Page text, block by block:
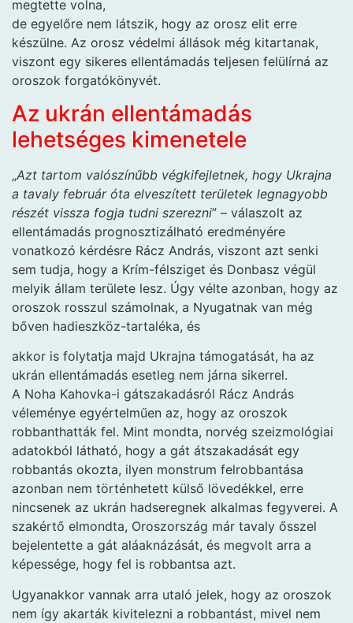
megtette volna,
de egyelőre nem látszik, hogy az orosz elit erre
készülne. Az orosz védelmi állások még kitartanak,
viszont egy sikeres ellentámadás teljesen felülírná az
oroszok forgatókönyvét.
Az ukrán ellentámadás
lehetséges kimenetele
„Azt tartom valószínűbb végkifejletnek, hogy Ukrajna
a tavaly február óta elveszített területek legnagyobb
részét vissza fogja tudni szerezni” – válaszolt az
ellentámadás prognosztizálható eredményére
vonatkozó kérdésre Rácz András, viszont azt senki
sem tudja, hogy a Krím-félsziget és Donbasz végül
melyik állam területe lesz. Úgy vélte azonban, hogy az
oroszok rosszul számolnak, a Nyugatnak van még
bőven hadieszköz-tartaléka, és
akkor is folytatja majd Ukrajna támogatását, ha az
ukrán ellentámadás esetleg nem járna sikerrel.
A Noha Kahovka-i gátszakadásról Rácz András
véleménye egyértelműen az, hogy az oroszok
robbanthatták fel. Mint mondta, norvég szeizmológiai
adatokból látható, hogy a gát átszakadását egy
robbantás okozta, ilyen monstrum felrobbantása
azonban nem történhetett külső lövedékkel, erre
nincsenek az ukrán hadseregnek alkalmas fegyverei. A
szakértő elmondta, Oroszország már tavaly ősszel
bejelentette a gát aláaknázását, és megvolt arra a
képessége, hogy fel is robbantsa azt.
Ugyanakkor vannak arra utaló jelek, hogy az oroszok
nem így akarták kivitelezni a robbantást, mivel nem